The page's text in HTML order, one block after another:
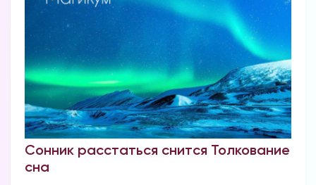
Сонник расстаться снится Толкование
сна